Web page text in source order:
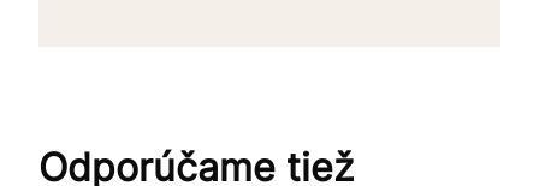
Odporúčame tiež